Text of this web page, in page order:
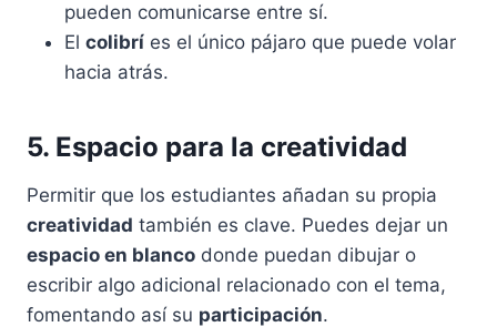
pueden comunicarse entre sí.
El colibrí es el único pájaro que puede volar
hacia atrás.
5. Espacio para la creatividad
Permitir que los estudiantes añadan su propia
creatividad también es clave. Puedes dejar un
espacio en blanco donde puedan dibujar o
escribir algo adicional relacionado con el tema,
fomentando así su participación.